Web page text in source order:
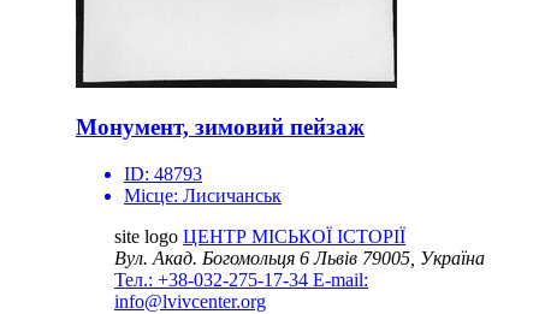
Монумент, зимовий пейзаж
ID: 48793
Місце: Лисичанськ
site logo ЦЕНТР МІСЬКОЇ ІСТОРІЇ
Вул. Акад. Богомольця 6Львів 79005, Україна
Тел.: +38-032-275-17-34 E-mail:
info@lvivcenter.org